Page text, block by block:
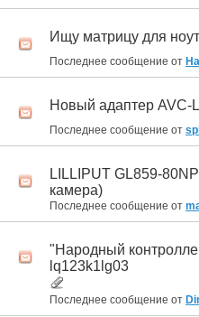
Ищу матрицу для
Последнее сообщение от
Новый адаптер AVC-
Последнее сообщение от
LILLIPUT GL859-
камера)
Последнее сообщение от
"Народный
lq123k1lg03
Последнее сообщение от